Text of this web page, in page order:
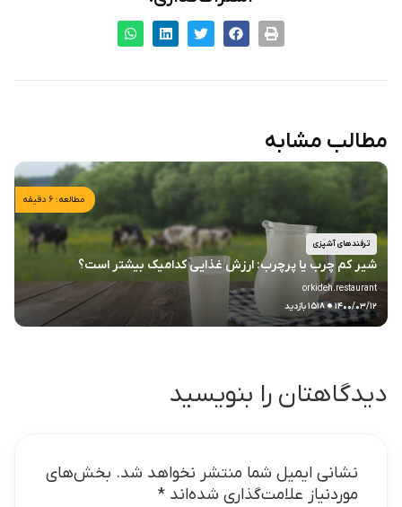
مطالب مشابه
مطالعه: ۶ دقیقه
ترفندهای آشپزی
شیر کم چرب یا پرچرب: ارزش غذایی کدامیک بیشتر است؟
orkideh.restaurant
۱۴۰۰/۰۳/۱۲.۱۵۱۸ بازدید
دیدگاهتان را بنویسید
نشانی ایمیل شما منتشر نخواهد شد. بخش‌های
موردنیاز علامت‌گذاری شده‌اند *